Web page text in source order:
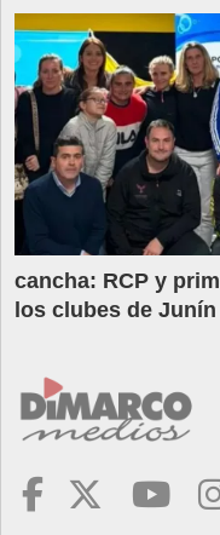
cancha: RCP y
los clubes de Junín